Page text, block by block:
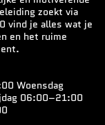
zoekt via
vind je alles wat je
en het ruime
Woensdag
06:00–21:00